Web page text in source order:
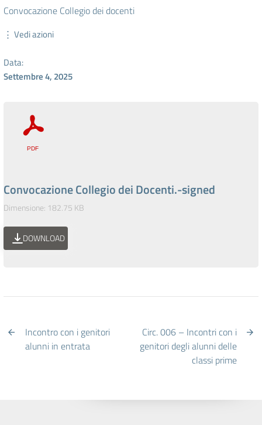
Convocazione Collegio dei docenti
⋮ Vedi azioni
Data:
Settembre 4, 2025
Convocazione Collegio dei Docenti.-signed
Dimensione: 182.75 KB
DOWNLOAD
Incontro con i genitori
alunni in entrata
Circ. 006 – Incontri con i
genitori degli alunni delle
classi prime